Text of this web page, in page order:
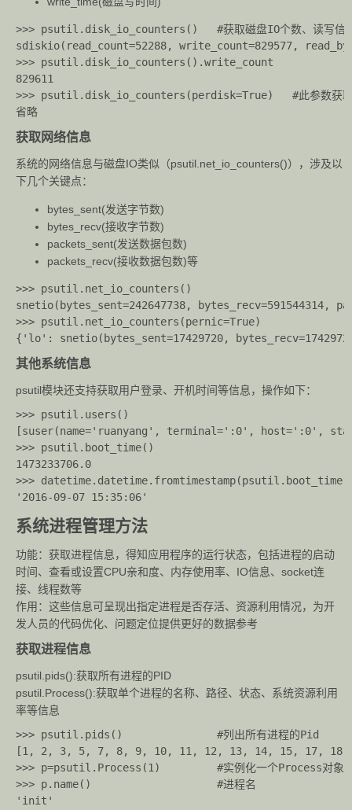
>>> psutil.disk_io_counters()	#获取磁盘IO个数、读写信息
sdiskio(read_count=52288, write_count=829577,
>>> psutil.disk_io_counters().write_count
829611
>>> psutil.disk_io_counters(perdisk=True)	#此参数获取单个分区IO个数、读写信息
获取网络信息
系统的网络信息与磁盘IO类似（psutil.net_io_counters()），涉及以
下几个关键点：
bytes_sent(发送字节数)
bytes_recv(接收字节数)
packets_sent(发送数据包数)
packets_recv(接收数据包数)等
>>> psutil.net_io_counters()
snetio(bytes_sent=242647738, bytes_recv=591544314,
>>> psutil.net_io_counters(pernic=True)
其他系统信息
psutil模块还支持获取用户登录、开机时间等信息，操作如下：
>>> psutil.users()
[suser(name='ruanyang', terminal=':0', host=':0',
>>> psutil.boot_time()
1473233706.0
>>>
系统进程管理方法
功能：获取进程信息，得知应用程序的运行状态，包括进程的启动
时间、查看或设置CPU亲和度、内存使用率、IO信息、socket连
接、线程数等
作用：这些信息可呈现出指定进程是否存活、资源利用情况，为开
发人员的代码优化、问题定位提供更好的数据参考
获取进程信息
psutil.pids():获取所有进程的PID
psutil.Process():获取单个进程的名称、路径、状态、系统资源利用
率等信息
>>> psutil.pids()				#列出所有进程的Pid
[1, 2, 3, 5, 7, 8, 9, 10, 11, 12, 13, 14, 15, 17, 18,
>>> p=psutil.Process(1)			#实例化一个Process对象，参数为一进程的PID
>>> p.name()					#进程名
'init'